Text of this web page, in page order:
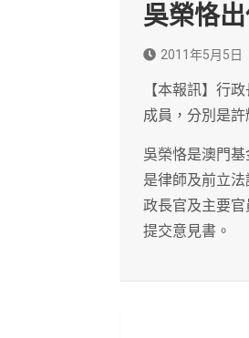
吳榮恪
2011年5月5日
【本報訊】行
成員，分別是
吳榮恪是澳門
是律師及前立
政長官及主要
提交意見書。